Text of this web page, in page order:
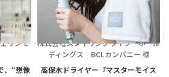
シモ
株式会社スタイリングライフ・ホール
ディングス BCLカンパニー 様
株